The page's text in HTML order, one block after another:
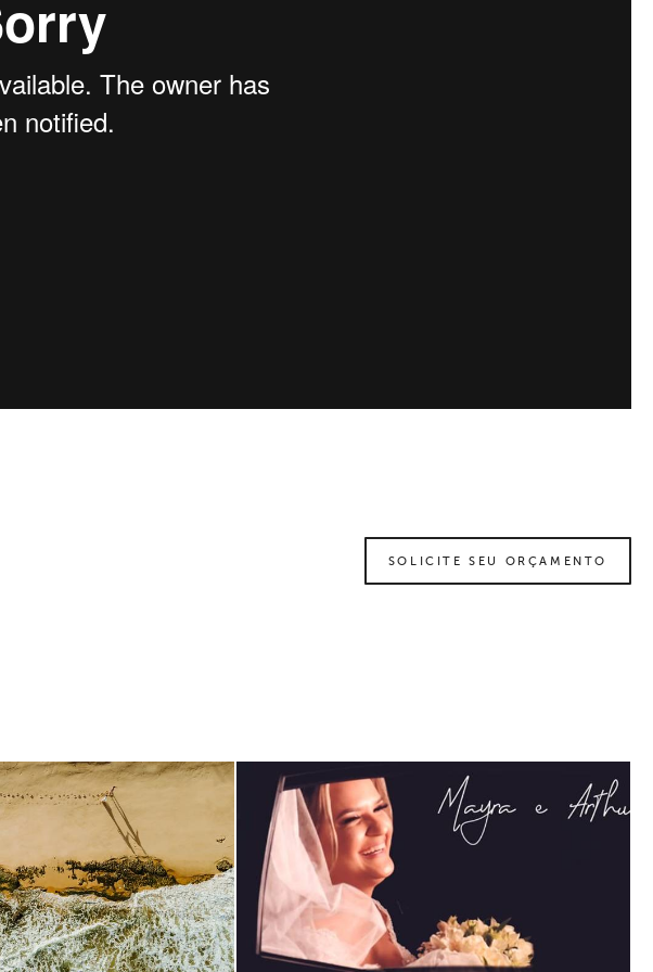
SOLICITE SEU ORÇAMENTO